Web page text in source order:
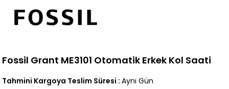
Fossil Grant ME3101 Otomatik Erkek Kol Saati
Tahmini Kargoya Teslim Süresi : Aynı Gün